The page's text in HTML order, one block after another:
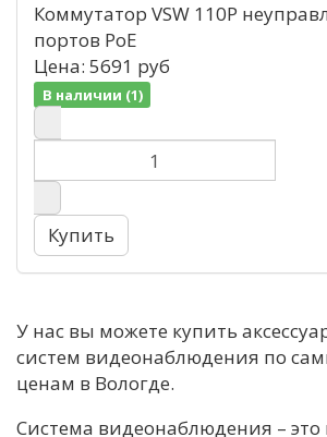
Коммутатор VSW 110P
портов PoE
Цена: 5691 руб
В наличии (1)
У нас вы можете купить
систем видеонаблюдения по
ценам в Вологде.
Система видеонаблюдения – это